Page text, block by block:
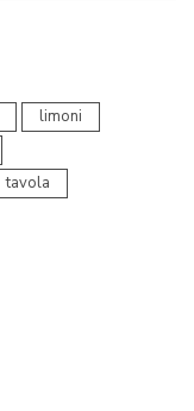
limoni
tavola